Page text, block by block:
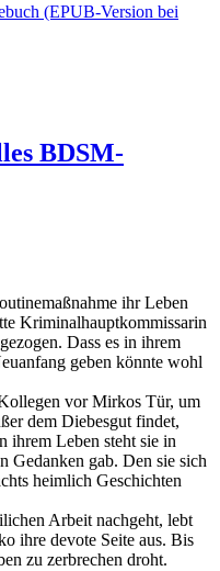
(EPUB-Version bei
BDSM-
ihr Leben
Kriminalhauptkommissarin
Dass es in ihrem
geben könnte wohl
vor Mirkos Tür, um
dem Diebesgut findet,
ihrem Leben steht sie in
Gedanken gab. Den sie sich
heimlich Geschichten
Arbeit nachgeht, lebt
ihre devote Seite aus. Bis
zu zerbrechen droht.